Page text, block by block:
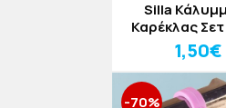
Silla
Καρέκλας
1,50€
-70%